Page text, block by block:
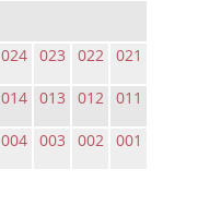
024 023 022 021
014 013 012 011
004 003 002 001